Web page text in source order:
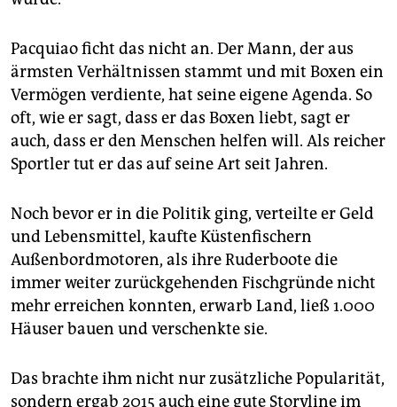
Pacquiao ficht das nicht an. Der Mann, der aus
ärmsten Verhältnissen stammt und mit Boxen ein
Vermögen verdiente, hat seine eigene Agenda. So
oft, wie er sagt, dass er das Boxen liebt, sagt er
auch, dass er den Menschen helfen will. Als reicher
Sportler tut er das auf seine Art seit Jahren.
Noch bevor er in die Politik ging, verteilte er Geld
und Lebensmittel, kaufte Küstenfischern
Außenbordmotoren, als ihre Ruderboote die
immer weiter zurückgehenden Fischgründe nicht
mehr erreichen konnten, erwarb Land, ließ 1.000
Häuser bauen und verschenkte sie.
Das brachte ihm nicht nur zusätzliche Popularität,
sondern ergab 2015 auch eine gute Storyline im